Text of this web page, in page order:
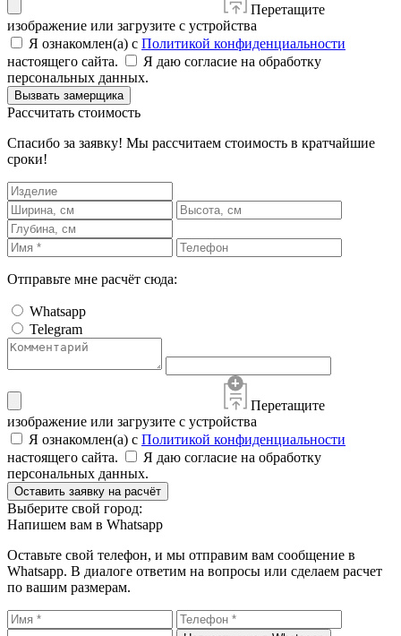
Перетащите
изображение или загрузите с устройства
Я ознакомлен(а) с Политикой конфиденциальности
настоящего сайта.
Я даю согласие на обработку
персональных данных.
Вызвать замерщика
Рассчитать стоимость
Спасибо за заявку! Мы рассчитаем стоимость в кратчайшие
сроки!
Отправьте мне расчёт сюда:
Whatsapp
Telegram
Перетащите
изображение или загрузите с устройства
Я ознакомлен(а) с Политикой конфиденциальности
настоящего сайта.
Я даю согласие на обработку
персональных данных.
Оставить заявку на расчёт
Выберите свой город:
Напишем вам в Whatsapp
Оставьте свой телефон, и мы отправим вам сообщение в
Whatsapp. В диалоге ответим на вопросы или сделаем расчет
по вашим размерам.